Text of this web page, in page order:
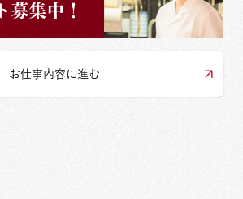
お仕事内容に進む